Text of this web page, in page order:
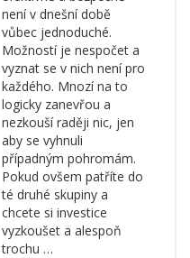
není v dnešní době
vůbec jednoduché.
Možností je nespočet a
vyznat se v nich není pro
každého. Mnozí na to
logicky zanevřou a
nezkouší raději nic, jen
aby se vyhnuli
případným pohromám.
Pokud ovšem patříte do
té druhé skupiny a
chcete si investice
vyzkoušet a alespoň
trochu …